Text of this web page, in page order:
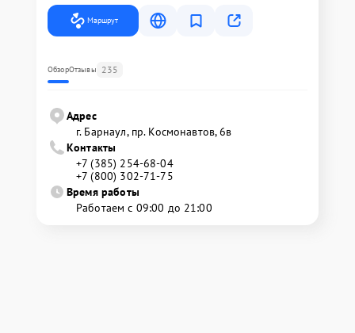
Маршрут
ОбзорОтзывы 235
Адрес
г. Барнаул, ​пр. Космонавтов, 6в
Контакты
+7 (385) 254-68-04
+7 (800) 302-71-75
Время работы
Работаем с 09:00 до 21:00